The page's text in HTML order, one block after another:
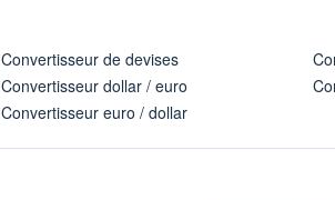
Convertisseur de devises
Convertisseur dollar / euro
Convertisseur euro / dollar